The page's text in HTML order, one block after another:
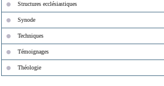
Structures ecclésiastiques
Synode
Techniques
Témoignages
Théologie